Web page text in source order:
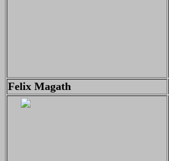
Felix Magath